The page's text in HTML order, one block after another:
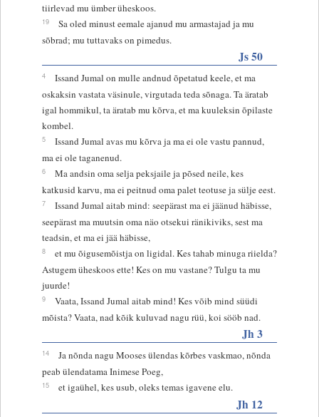
tiirlevad mu ümber üheskoos.
19
Sa oled minust eemale ajanud mu armastajad ja mu
sõbrad; mu tuttavaks on pimedus.
Js 50
4
Issand Jumal on mulle andnud õpetatud keele, et ma
oskaksin vastata väsinule, virgutada teda sõnaga. Ta äratab
igal hommikul, ta äratab mu kõrva, et ma kuuleksin õpilaste
kombel.
5
Issand Jumal avas mu kõrva ja ma ei ole vastu pannud,
ma ei ole taganenud.
6
Ma andsin oma selja peksjaile ja põsed neile, kes
katkusid karvu, ma ei peitnud oma palet teotuse ja sülje eest.
7
Issand Jumal aitab mind: seepärast ma ei jäänud häbisse,
seepärast ma muutsin oma näo otsekui ränikiviks, sest ma
teadsin, et ma ei jää häbisse,
8
et mu õigusemõistja on ligidal. Kes tahab minuga riielda?
Astugem üheskoos ette! Kes on mu vastane? Tulgu ta mu
juurde!
9
Vaata, Issand Jumal aitab mind! Kes võib mind süüdi
mõista? Vaata, nad kõik kuluvad nagu rüü, koi sööb nad.
Jh 3
14
Ja nõnda nagu Mooses ülendas kõrbes vaskmao, nõnda
peab ülendatama Inimese Poeg,
15 et igaühel, kes usub, oleks temas igavene elu.
Jh 12